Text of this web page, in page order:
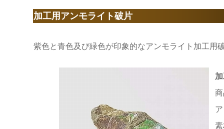
加工用アンモライト破片
紫色と青色及び緑色が印象的なアンモライト加工用